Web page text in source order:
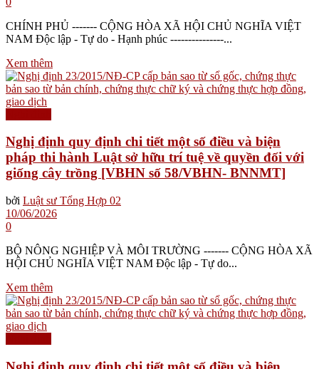
CHÍNH PHỦ ------- CỘNG HÒA XÃ HỘI CHỦ NGHĨA VIỆT
NAM Độc lập - Tự do - Hạnh phúc ---------------...
Xem thêm
Nghị định quy định chi tiết một số điều và biện
pháp thi hành Luật sở hữu trí tuệ về quyền đối với
giống cây trồng [VBHN số 58/VBHN- BNNMT]
bởi Luật sư Tổng Hợp 02
10/06/2026
0
BỘ NÔNG NGHIỆP VÀ MÔI TRƯỜNG ------- CỘNG HÒA XÃ
HỘI CHỦ NGHĨA VIỆT NAM Độc lập - Tự do...
Xem thêm